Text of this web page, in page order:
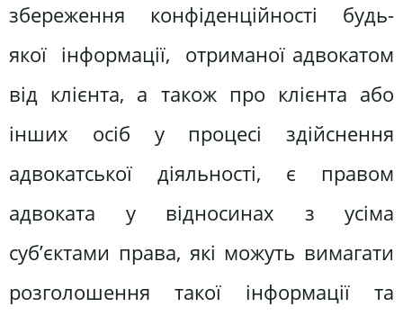
збереження конфіденційності будь-
якої інформації, отриманої адвокатом
від клієнта, а також про клієнта або
інших осіб у процесі здійснення
адвокатської діяльності, є правом
адвоката у відносинах з усіма
суб’єктами права, які можуть вимагати
розголошення такої інформації та